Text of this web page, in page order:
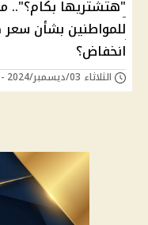
"هتشتريها بكام؟"..
للمواطنين بشأن
انخفاض؟
الثلاثاء 03/ديسمبر/2024 - 11:00 م